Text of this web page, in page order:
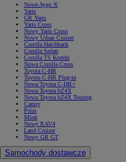
Nowe Aygo X
Yaris
GR Yaris
Yaris Cross
Nowy Yaris Cross
Nowy Urban Cruiser
Corolla Hatchback
Corolla Sedan
Corolla TS Kombi
Nowa Corolla Cross
Toyota C-HR
Toyota C-HR Plug-in
Nowa Toyota C-HR+
Nowa Toyota bZ4X
Nowa Toyota bZ4X Touring
Camry
Prius
Mirai
Nowy RAV4
Land Cruiser
Nowy GR GT
Samochody dostawcze